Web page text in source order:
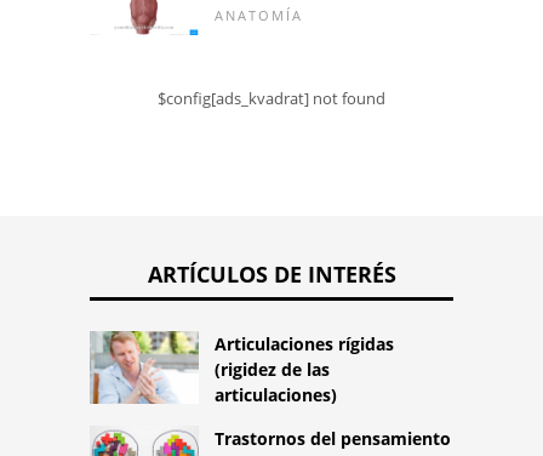
ANATOMÍA
$config[ads_kvadrat] not found
ARTÍCULOS DE INTERÉS
Articulaciones rígidas
(rigidez de las
articulaciones)
Trastornos del pensamiento